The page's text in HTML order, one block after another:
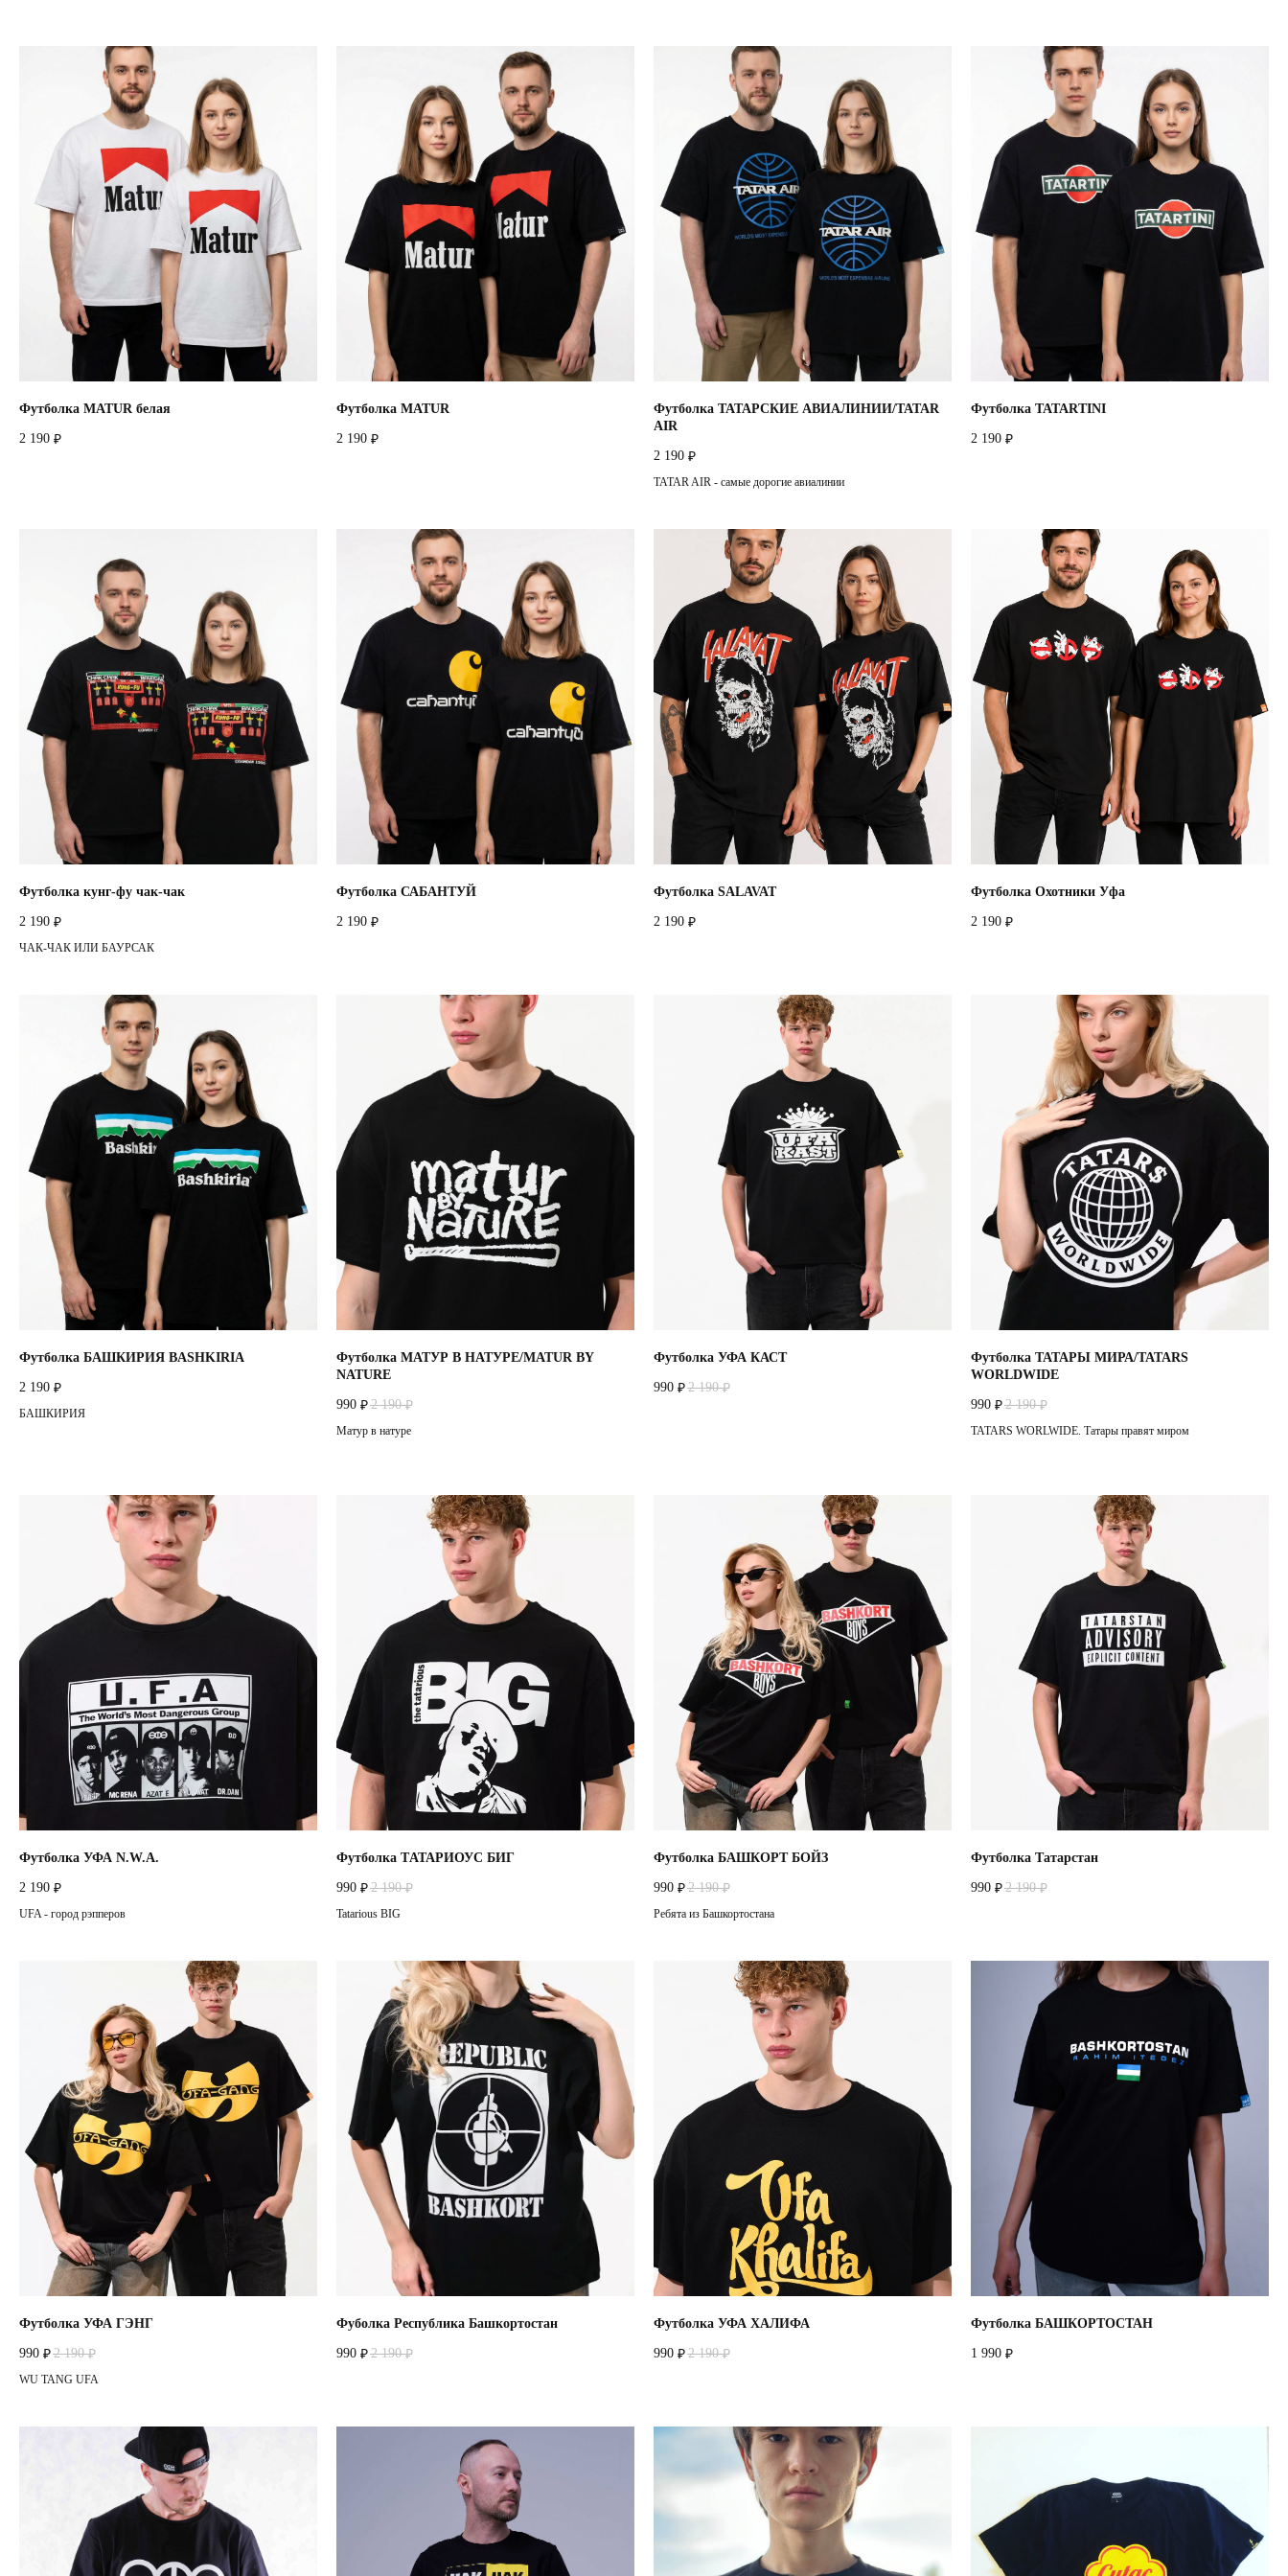
Футболка MATUR белая
2 190 ₽
Футболка MATUR
2 190 ₽
Футболка ТАТАРСКИЕ АВИАЛИНИИ/TATAR
AIR
2 190 ₽
TATAR AIR - самые дорогие авиалинии
Футболка TATARTINI
2 190 ₽
Футболка кунг-фу чак-чак
2 190 ₽
ЧАК-ЧАК ИЛИ БАУРСАК
Футболка САБАНТУЙ
2 190 ₽
Футболка SALAVAT
2 190 ₽
Футболка Охотники Уфа
2 190 ₽
Футболка БАШКИРИЯ BASHKIRIA
2 190 ₽
БАШКИРИЯ
Футболка МАТУР В НАТУРЕ/MATUR BY
NATURE
990 ₽ 2 190 ₽
Матур в натуре
Футболка УФА КАСТ
990 ₽ 2 190 ₽
Футболка ТАТАРЫ МИРА/TATARS
WORLDWIDE
990 ₽ 2 190 ₽
TATARS WORLWIDE. Татары правят миром
Футболка УФА N.W.A.
2 190 ₽
UFA - город рэпперов
Футболка TАТАРИОУС БИГ
990 ₽ 2 190 ₽
Tatarious BIG
Футболка БАШКОРТ БОЙЗ
990 ₽ 2 190 ₽
Ребята из Башкортостана
Футболка Татарстан
990 ₽ 2 190 ₽
Футболка УФА ГЭНГ
990 ₽ 2 190 ₽
WU TANG UFA
Фуболка Республика Башкортостан
990 ₽ 2 190 ₽
Футболка УФА ХАЛИФА
990 ₽ 2 190 ₽
Футболка БАШКОРТОСТАН
1 990 ₽